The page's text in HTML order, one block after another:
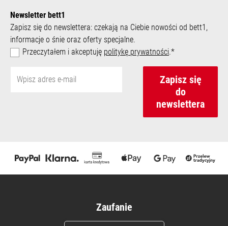
Newsletter bett1
Zapisz się do newslettera: czekają na Ciebie nowości od bett1,
informacje o śnie oraz oferty specjalne.
Przeczytałem i akceptuję politykę prywatności.*
Zapisz się
do
newslettera
Zaufanie